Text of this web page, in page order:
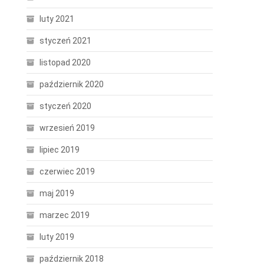
luty 2021
styczeń 2021
listopad 2020
październik 2020
styczeń 2020
wrzesień 2019
lipiec 2019
czerwiec 2019
maj 2019
marzec 2019
luty 2019
październik 2018